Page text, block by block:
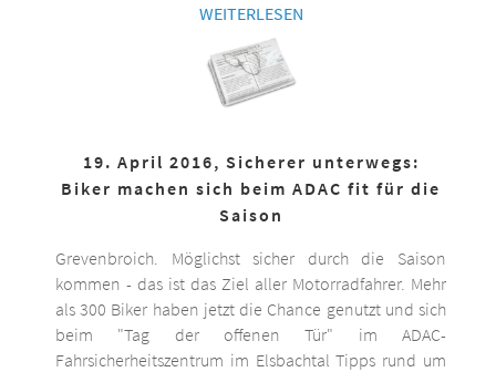
WEITERLESEN
19. April 2016, Sicherer unterwegs:
Biker machen sich beim ADAC fit für die
Saison
Grevenbroich. Möglichst sicher durch die Saison
kommen - das ist das Ziel aller Motorradfahrer. Mehr
als 300 Biker haben jetzt die Chance genutzt und sich
beim "Tag der offenen Tür" im ADAC-
Fahrsicherheitszentrum im Elsbachtal Tipps rund um